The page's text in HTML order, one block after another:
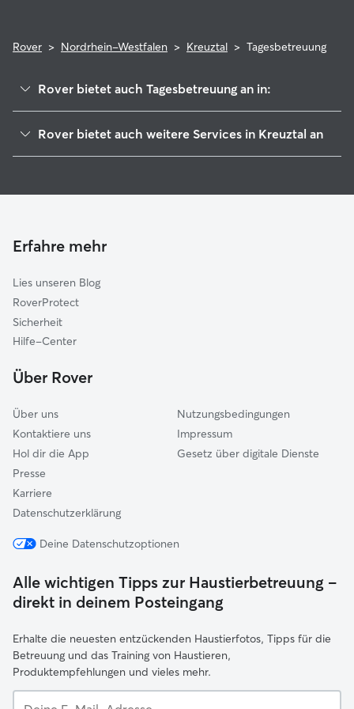
Rover > Nordrhein-Westfalen > Kreuztal > Tagesbetreuung
Rover bietet auch Tagesbetreuung an in:
Siegen
Olpe
Drolshagen
Wilnsdorf
Neunkirchen
Reichshof
Rover bietet auch weitere Services in Kreuztal an
Gassi-Service in Kreuztal
Erfahre mehr
Lies unseren Blog
RoverProtect
Sicherheit
Hilfe-Center
Über Rover
Über uns
Kontaktiere uns
Hol dir die App
Presse
Karriere
Datenschutzerklärung
Nutzungsbedingungen
Impressum
Gesetz über digitale Dienste
Deine Datenschutzoptionen
Alle wichtigen Tipps zur Haustierbetreuung –
direkt in deinem Posteingang
Erhalte die neuesten entzückenden Haustierfotos, Tipps für die
Betreuung und das Training von Haustieren,
Produktempfehlungen und vieles mehr.